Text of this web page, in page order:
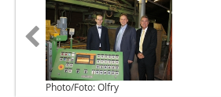
Photo/Foto: Olfry